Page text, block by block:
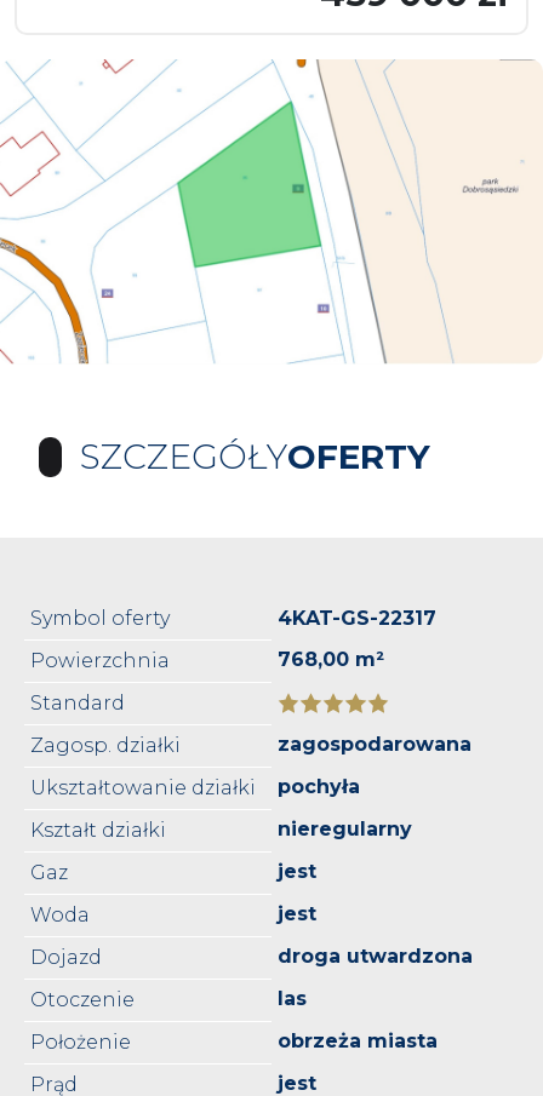
SZCZEGÓŁYOFERTY
Symbol oferty
4KAT-GS-22317
Powierzchnia
768,00 m²
Standard
Zagosp. działki
zagospodarowana
Ukształtowanie działki
pochyła
Kształt działki
nieregularny
Gaz
jest
Woda
jest
Dojazd
droga utwardzona
Otoczenie
las
Położenie
obrzeża miasta
Prąd
jest